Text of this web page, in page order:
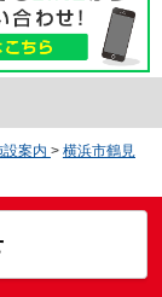
設案内 > 横浜市鶴見